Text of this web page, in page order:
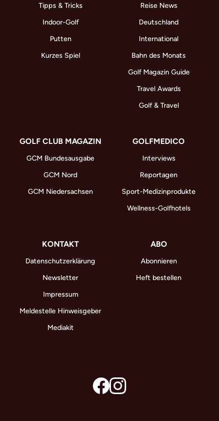
Tipps & Tricks
Indoor-Golf
Putten
Kurzes Spiel
Reise News
Deutschland
International
Bahn des Monats
Golf Magazin Guide
Travel Awards
Golf & Travel
GOLF CLUB MAGAZIN
GCM Bundesausgabe
GCM Nord
GCM Niedersachsen
GOLFMEDICO
Interviews
Reportagen
Sport-Medizinprodukte
Wellness-Golfhotels
KONTAKT
Datenschutzerklärung
Newsletter
Impressum
Meldestelle Hinweisgeber
Mediakit
ABO
Abonnieren
Heft bestellen